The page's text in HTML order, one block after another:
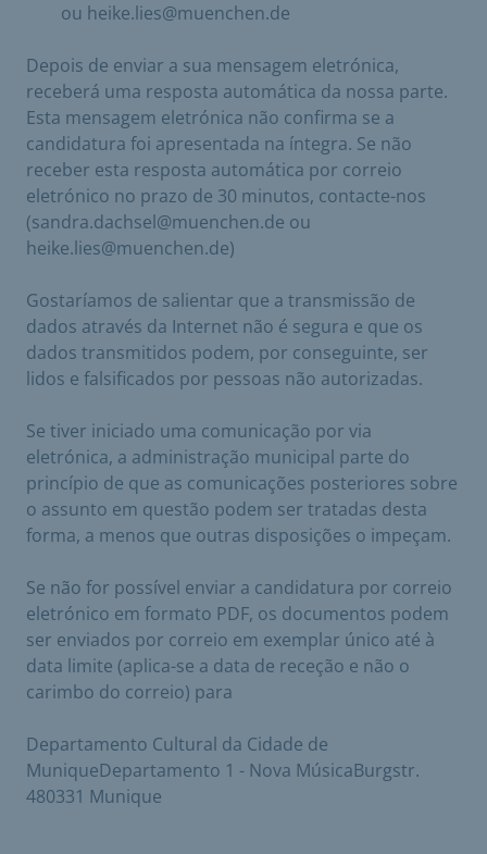
ou heike.lies@muenchen.de
Depois de enviar a sua mensagem eletrónica,
receberá uma resposta automática da nossa parte.
Esta mensagem eletrónica não confirma se a
candidatura foi apresentada na íntegra. Se não
receber esta resposta automática por correio
eletrónico no prazo de 30 minutos, contacte-nos
(sandra.dachsel@muenchen.de ou
heike.lies@muenchen.de)
Gostaríamos de salientar que a transmissão de
dados através da Internet não é segura e que os
dados transmitidos podem, por conseguinte, ser
lidos e falsificados por pessoas não autorizadas.
Se tiver iniciado uma comunicação por via
eletrónica, a administração municipal parte do
princípio de que as comunicações posteriores sobre
o assunto em questão podem ser tratadas desta
forma, a menos que outras disposições o impeçam.
Se não for possível enviar a candidatura por correio
eletrónico em formato PDF, os documentos podem
ser enviados por correio em exemplar único até à
data limite (aplica-se a data de receção e não o
carimbo do correio) para
Departamento Cultural da Cidade de
MuniqueDepartamento 1 - Nova MúsicaBurgstr.
480331 Munique